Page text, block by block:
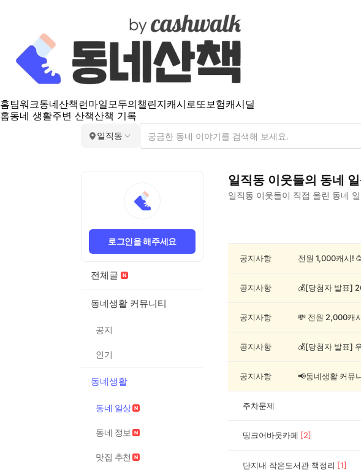
홈팀워크동네산책 런마일모두의챌린지캐시로또보험캐시딜
홈동네 생활주변 산책산책 기록
일직동
로그인을 해주세요
전체글
동네생활 커뮤니티
공지
인기
동네생활
동네 일상
동네 정보
맛집 추천
일직동 이웃들의 동네
일직동 이웃들이 직접 올린 동네
동
공지사항
공지사항
공지사항
공지사항
공지사항 📢동네생활 커뮤
주차문제
띵크어바웃카페 [2]
단지내 작은도서관 책정리 [1]